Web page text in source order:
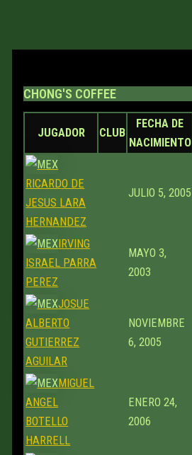
CHONG'S COFFEE
JUGADOR CLUB
FECHA DE
NACIMIENTO
RICARDO DE
JESUS LARA
HERNANDEZ
JULIO 5, 2005
IRVING
ISRAEL PARRA
PEREZ
MAYO 3,
2003
JOSUE
ALBERTO
GUTIERREZ
AGUILAR
NOVIEMBRE
6, 2005
MIGUEL
ANGEL
BOTELLO
HARRELL
ENERO 24,
2006